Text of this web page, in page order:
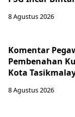
8 Agustus 2026
Komentar
Pembenahan
Kota
8 Agustus 2026